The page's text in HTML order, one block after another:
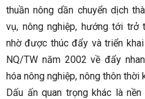
thuần nông dần chuyển dịch
vụ, nông nghiệp, hướng tới trở
nhờ được thúc đẩy và triển
NQ/TW năm 2002 về đẩy
hóa nông nghiệp, nông thôn thời
Dấu ấn quan trọng khác là